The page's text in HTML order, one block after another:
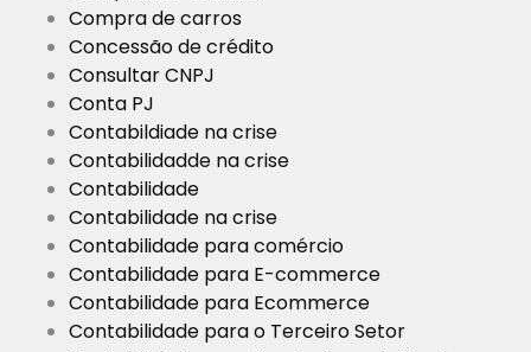
Compra de carros
Concessão de crédito
Consultar CNPJ
Conta PJ
Contabildiade na crise
Contabilidadde na crise
Contabilidade
Contabilidade na crise
Contabilidade para comércio
Contabilidade para E-commerce
Contabilidade para Ecommerce
Contabilidade para o Terceiro Setor